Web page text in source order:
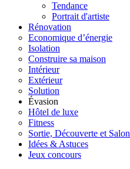
Tendance
Portrait d'artiste
Rénovation
Economique d’énergie
Isolation
Construire sa maison
Intérieur
Extérieur
Solution
Évasion
Hôtel de luxe
Fitness
Sortie, Découverte et Salon
Idées & Astuces
Jeux concours